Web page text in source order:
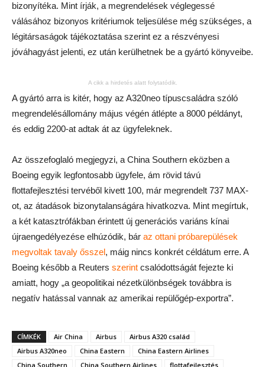
bizonyítéka. Mint írják, a megrendelések véglegessé
válásához bizonyos kritériumok teljesülése még szükséges, a
légitársaságok tájékoztatása szerint ez a részvényesi
jóváhagyást jelenti, ez után kerülhetnek be a gyártó könyveibe.
A cikk a hirdetés alatt folytatódik.
A gyártó arra is kitér, hogy az A320neo típuscsaládra szóló
megrendelésállomány május végén átlépte a 8000 példányt,
és eddig 2200-at adtak át az ügyfeleknek.
Az összefoglaló megjegyzi, a China Southern eközben a
Boeing egyik legfontosabb ügyfele, ám rövid távú
flottafejlesztési tervéből kivett 100, már megrendelt 737 MAX-
ot, az átadások bizonytalanságára hivatkozva. Mint megírtuk,
a két katasztrófákban érintett új generációs variáns kínai
újraengedélyezése elhúzódik, bár az ottani próbarepülések
megvoltak tavaly ősszel, máig nincs konkrét céldátum erre. A
Boeing később a Reuters szerint csalódottságát fejezte ki
amiatt, hogy „a geopolitikai nézetkülönbségek továbbra is
negatív hatással vannak az amerikai repülőgép-exportra”.
CÍMKÉK Air China Airbus
Airbus A320 család
Airbus A320neo
China Eastern
China Eastern Airlines
China Southern
China Southern Airlines
flottafejlesztés